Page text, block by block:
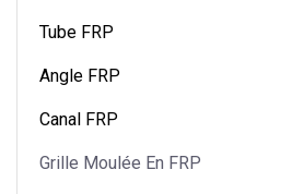
Tube FRP
Angle FRP
Canal FRP
Grille Moulée En FRP